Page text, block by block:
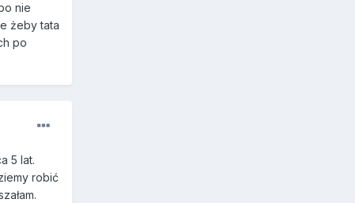
nie
żeby tata
po
5 lat.
robić